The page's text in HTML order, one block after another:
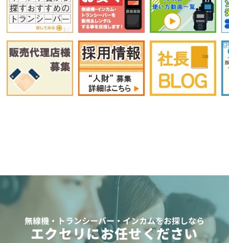
無線機・トランシーバー・インカムをお探しなら
エクセリにお任せください